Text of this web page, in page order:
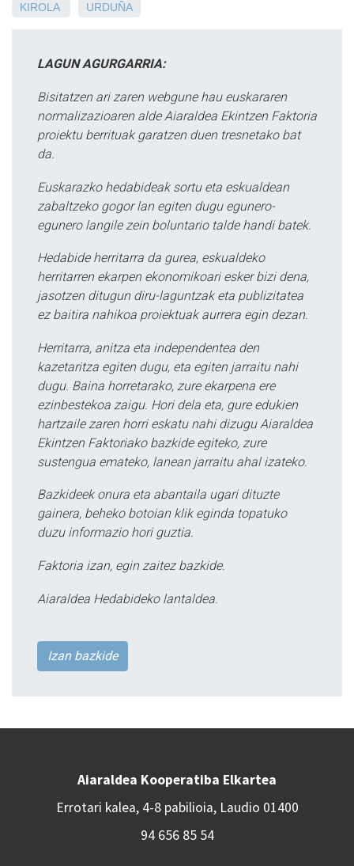
KIROLA URDUÑA
LAGUN AGURGARRIA:
Bisitatzen ari zaren webgune hau euskararen
normalizazioaren alde Aiaraldea Ekintzen Faktoria
proiektu berrituak garatzen duen tresnetako bat
da.
Euskarazko hedabideak sortu eta eskualdean
zabaltzeko gogor lan egiten dugu egunero-
egunero langile zein boluntario talde handi batek.
Hedabide herritarra da gurea, eskualdeko
herritarren ekarpen ekonomikoari esker bizi dena,
jasotzen ditugun diru-laguntzak eta publizitatea
ez baitira nahikoa proiektuak aurrera egin dezan.
Herritarra, anitza eta independentea den
kazetaritza egiten dugu, eta egiten jarraitu nahi
dugu. Baina horretarako, zure ekarpena ere
ezinbestekoa zaigu. Hori dela eta, gure edukien
hartzaile zaren horri eskatu nahi dizugu Aiaraldea
Ekintzen Faktoriako bazkide egiteko, zure
sustengua emateko, lanean jarraitu ahal izateko.
Bazkideek onura eta abantaila ugari dituzte
gainera, beheko botoian klik eginda topatuko
duzu informazio hori guztia.
Faktoria izan, egin zaitez bazkide.
Aiaraldea Hedabideko lantaldea.
Izan bazkide
Aiaraldea Kooperatiba Elkartea
Errotari kalea, 4-8 pabilioia, Laudio 01400
94 656 85 54